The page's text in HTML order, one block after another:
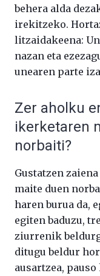
behera alda
irekitzeko.
litzaidakeena:
nazan eta
unearen parte
Zer aholku
ikerketaren
norbaiti?
Gustatzen
maite duen
haren burua da,
egiten baduzu,
ziurrenik
ditugu beldur
ausartzea,